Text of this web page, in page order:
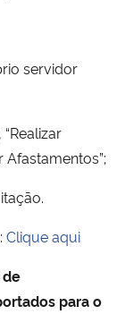
servidor
Afastamentos”;
Clique aqui
de
para o